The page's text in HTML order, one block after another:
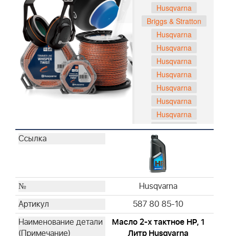
Husqvarna
Briggs & Stratton
Husqvarna
Husqvarna
Husqvarna
Husqvarna
Husqvarna
Husqvarna
Husqvarna
Husqvarna
Husqvarna
Husqvarna
Husqvarna
Husqvarna
Husqvarna
Husqvarna
Husqvarna
Husqvarna
Husqvarna
587 80 85-10
Масло 2-х тактное HP, 1